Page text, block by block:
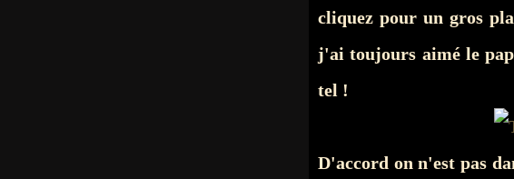
cliquez pour un gros
j'ai toujours aimé le
tel !
D'accord on n'est pas